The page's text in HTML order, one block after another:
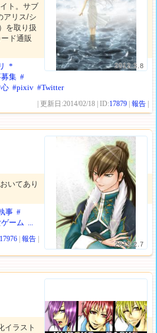
2012.3.8
ト。サブ
アリス/シ
を取り扱
ド通販
*
集 #
#pixiv #Twitter
| 更新日:2014/02/18 | ID:17879 |報告
2013.2.7
いてあり
事 #
ーム ...
17976 |報告
イラスト